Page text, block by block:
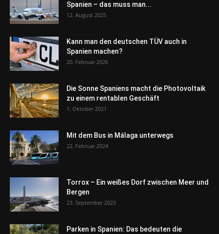
Spanien – das muss man...
12. August 2025
Kann man den deutschen TÜV auch in
Spanien machen?
20. Februar 2026
Die Sonne Spaniens macht die Photovoltaik
zu einem rentablen Geschäft
1. Oktober 2021
Mit dem Bus in Málaga unterwegs
22. Februar 2024
Torrox – Ein weißes Dorf zwischen Meer und
Bergen
23. September 2023
Parken in Spanien: Das bedeuten die